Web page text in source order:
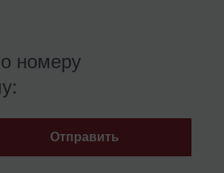
номеру
Отправить